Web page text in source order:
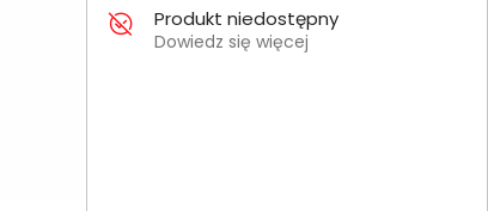
Produkt niedostępny
Dowiedz się więcej